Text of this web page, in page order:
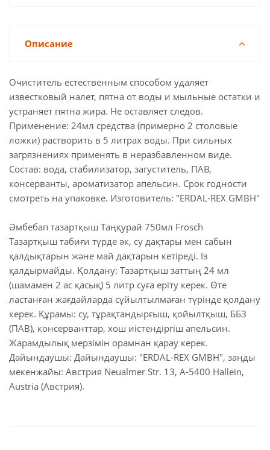
Описание
Очиститель естественным способом удаляет
известковый налет, пятна от воды и мыльные остатки и
устраняет пятна жира. Не оставляет следов.
Применение: 24мл средства (примерно 2 столовые
ложки) растворить в 5 литрах воды. При сильных
загрязнениях применять в неразбавленном виде.
Состав: вода, стабилизатор, загуститель, ПАВ,
консерванты, ароматизатор апельсин. Срок годности
смотреть на упаковке. Изготовитель: "ERDAL-REX GMBH"
Әмбебап тазартқыш Таңқурай 750мл Frosch
Тазартқыш табиғи түрде әк, су дақтары мен сабын
қалдықтарын және май дақтарын кетіреді. Із
қалдырмайды. Қолдану: Тазартқыш заттың 24 мл
(шамамен 2 ас қасық) 5 литр суға еріту керек. Өте
ластанған жағдайларда сұйылтылмаған түрінде қолдану
керек. Құрамы: су, тұрақтандырғыш, қойылтқыш, ББЗ
(ПАВ), консерванттар, хош иістендіргіш апельсин.
Жарамдылық мерзімін орамнан қарау керек.
Дайындаушы: Дайындаушы: "ERDAL-REX GMBH", заңды
мекенжайы: Австрия Neualmer Str. 13, А-5400 Hallein,
Austria (Австрия).